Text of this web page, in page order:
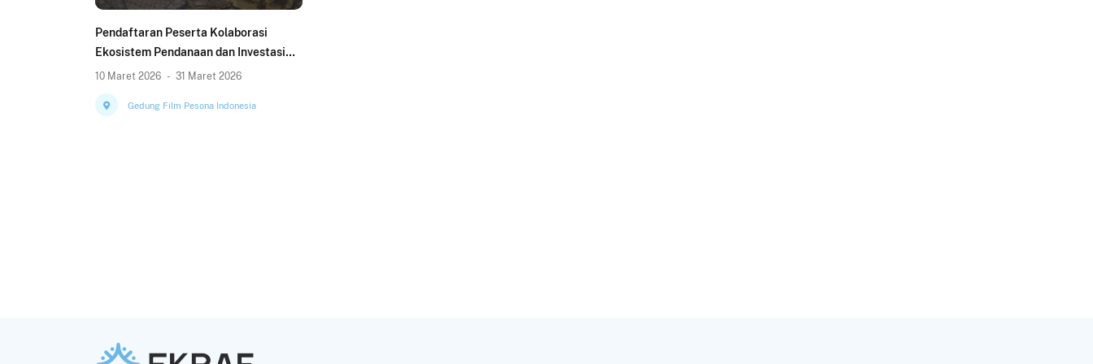
Pendaftaran Peserta Kolaborasi
Ekosistem Pendanaan dan Investasi
(KOLEKSI) KRIYA 2026
10 Maret 2026 - 31 Maret 2026
Gedung Film Pesona Indonesia